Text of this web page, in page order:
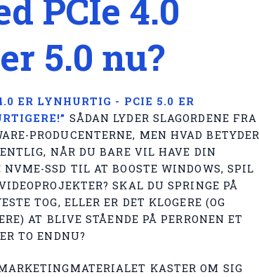
PCIe 4.0
5.0 nu?
ER LYNHURTIG - PCIE 5.0 ER
SÅDAN LYDER SLAGORDENE FRA
PRODUCENTERNE, MEN HVAD BETYDER
NÅR DU BARE VIL HAVE DIN
SSD TIL AT BOOSTE WINDOWS, SPIL
SKAL DU SPRINGE PÅ
TOG, ELLER ER DET KLOGERE (OG
AT BLIVE STÅENDE PÅ PERRONEN ET
TO ENDNU?
KASTER OM SIG